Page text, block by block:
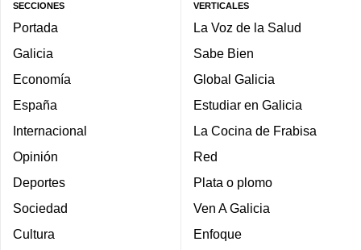
SECCIONES
Portada
Galicia
Economía
España
Internacional
Opinión
Deportes
Sociedad
Cultura
VERTICALES
La Voz de la Salud
Sabe Bien
Global Galicia
Estudiar en Galicia
La Cocina de Frabisa
Red
Plata o plomo
Ven A Galicia
Enfoque